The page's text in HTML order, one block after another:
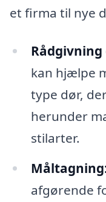
et firma til nye
Rådgivning
kan hjælpe
type dør,
herunder
stilarter.
afgørende